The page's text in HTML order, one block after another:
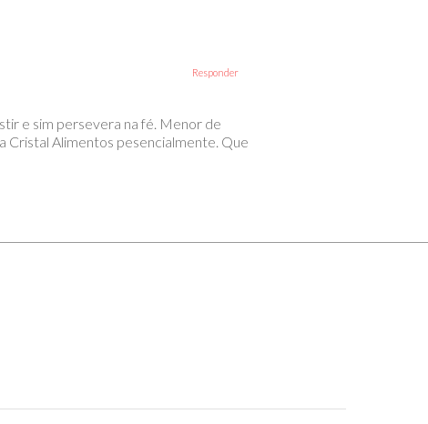
e sim persevera na fé. Menor de
Alimentos pesencialmente. Que
Responder